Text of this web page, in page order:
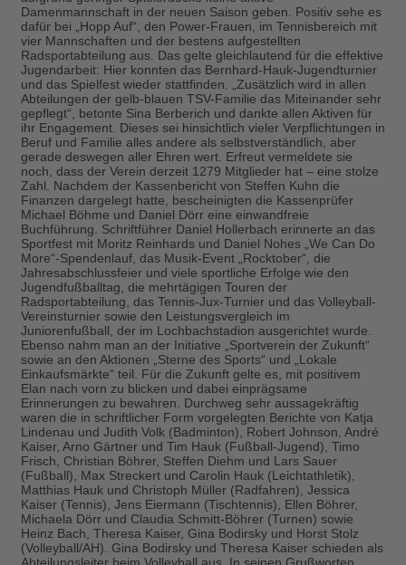
Damenmannschaft in der neuen Saison geben. Positiv sehe es
dafür bei „Hopp Auf“, den Power-Frauen, im Tennisbereich mit
vier Mannschaften und der bestens aufgestellten
Radsportabteilung aus. Das gelte gleichlautend für die effektive
Jugendarbeit: Hier konnten das Bernhard-Hauk-Jugendturnier
und das Spielfest wieder stattfinden. „Zusätzlich wird in allen
Abteilungen der gelb-blauen TSV-Familie das Miteinander sehr
gepflegt“, betonte Sina Berberich und dankte allen Aktiven für
ihr Engagement. Dieses sei hinsichtlich vieler Verpflichtungen in
Beruf und Familie alles andere als selbstverständlich, aber
gerade deswegen aller Ehren wert. Erfreut vermeldete sie
noch, dass der Verein derzeit 1279 Mitglieder hat – eine stolze
Zahl. Nachdem der Kassenbericht von Steffen Kuhn die
Finanzen dargelegt hatte, bescheinigten die Kassenprüfer
Michael Böhme und Daniel Dörr eine einwandfreie
Buchführung. Schriftführer Daniel Hollerbach erinnerte an das
Sportfest mit Moritz Reinhards und Daniel Nohes „We Can Do
More“-Spendenlauf, das Musik-Event „Rocktober“, die
Jahresabschlussfeier und viele sportliche Erfolge wie den
Jugendfußballtag, die mehrtägigen Touren der
Radsportabteilung, das Tennis-Jux-Turnier und das Volleyball-
Vereinsturnier sowie den Leistungsvergleich im
Juniorenfußball, der im Lochbachstadion ausgerichtet wurde.
Ebenso nahm man an der Initiative „Sportverein der Zukunft“
sowie an den Aktionen „Sterne des Sports“ und „Lokale
Einkaufsmärkte“ teil. Für die Zukunft gelte es, mit positivem
Elan nach vorn zu blicken und dabei einprägsame
Erinnerungen zu bewahren. Durchweg sehr aussagekräftig
waren die in schriftlicher Form vorgelegten Berichte von Katja
Lindenau und Judith Volk (Badminton), Robert Johnson, André
Kaiser, Arno Gärtner und Tim Hauk (Fußball-Jugend), Timo
Frisch, Christian Böhrer, Steffen Diehm und Lars Sauer
(Fußball), Max Streckert und Carolin Hauk (Leichtathletik),
Matthias Hauk und Christoph Müller (Radfahren), Jessica
Kaiser (Tennis), Jens Eiermann (Tischtennis), Ellen Böhrer,
Michaela Dörr und Claudia Schmitt-Böhrer (Turnen) sowie
Heinz Bach, Theresa Kaiser, Gina Bodirsky und Horst Stolz
(Volleyball/AH). Gina Bodirsky und Theresa Kaiser schieden als